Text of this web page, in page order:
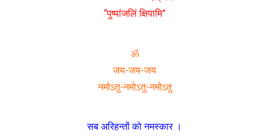
“पुष्पांजलिं क्षिपामि”
ॐ
जय-जय-जय
नमोऽतु-नमोऽतु-नमोऽतु
सब अरिहन्तों को नमस्कार ।